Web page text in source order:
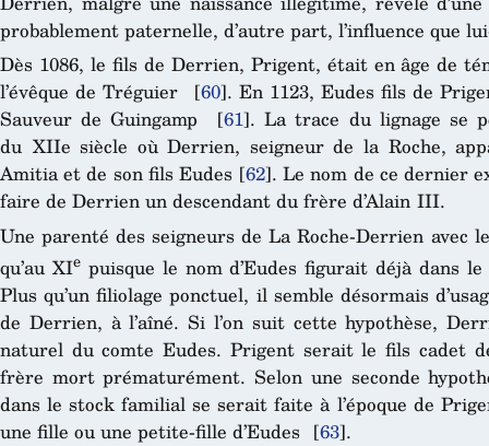
probablement paternelle, d’autre part, l’influence que
Dès 1086, le fils de Derrien, Prigent, était en âge de
l’évêque de Tréguier
[60]. En 1123, Eudes fils de
Sauveur de Guingamp
[61]. La trace du lignage se
du XIIe siècle où Derrien, seigneur de la Roche,
Amitia et de son fils Eudes[62]. Le nom de ce dernier
faire de Derrien un descendant du frère d’Alain III.
Une parenté des seigneurs de La Roche-Derrien avec
qu’au XIepuisque le nom d’Eudes figurait déjà dans
Plus qu’un filiolage ponctuel, il semble désormais
de Derrien, à l’aîné. Si l’on suit cette hypothèse,
naturel du comte Eudes. Prigent serait le fils cadet
frère mort prématurément. Selon une seconde
dans le stock familial se serait faite à l’époque de
une fille ou une petite-fille d’Eudes [63].